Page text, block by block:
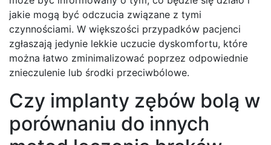
jakie mogą być odczucia związane z tymi
czynnościami. W większości przypadków pacjenci
zgłaszają jedynie lekkie uczucie dyskomfortu, które
można łatwo zminimalizować poprzez odpowiednie
znieczulenie lub środki przeciwbólowe.
Czy implanty zębów bolą w
porównaniu do innych